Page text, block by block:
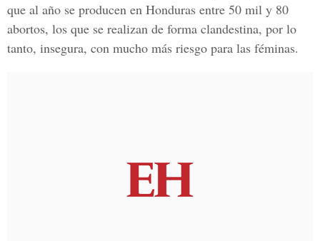
que al año se producen en Honduras entre 50 mil y 80
abortos, los que se realizan de forma clandestina, por lo
tanto, insegura, con mucho más riesgo para las féminas.